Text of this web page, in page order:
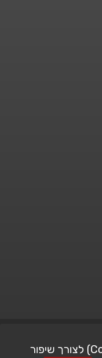
אתר זה משתמש בעוגיות (Cookies) לצורך שיפור